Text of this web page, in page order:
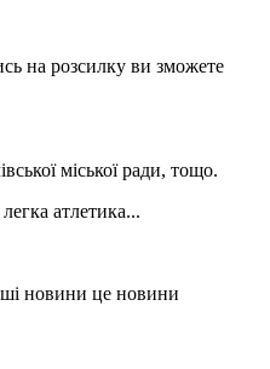
на розсилку ви зможете
міської ради, тощо.
атлетика...
новини це новини